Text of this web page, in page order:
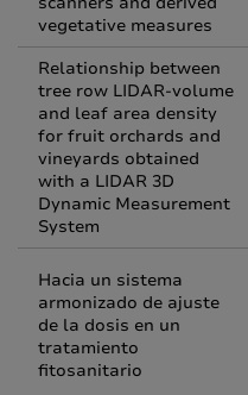
vegetative measures
Relationship between
tree row LIDAR-volume
and leaf area density
for fruit orchards and
vineyards obtained
with a LIDAR 3D
Dynamic Measurement
System
Hacia un sistema
armonizado de ajuste
de la dosis en un
tratamiento
fitosanitario